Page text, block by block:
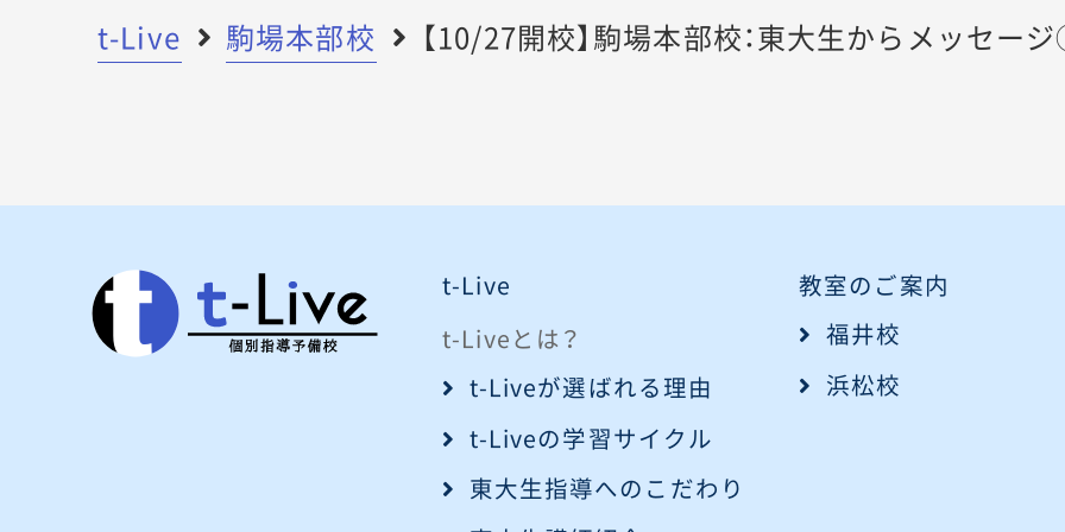
t-Live 駒場本部校 【10/27開校】駒場本部校：東大生からメッセー
t-Live
t-Liveとは？
t-Liveが選ばれる理由
t-Liveの学習サイクル
東大生指導へのこだわり
教室のご案内
福井校
浜松校